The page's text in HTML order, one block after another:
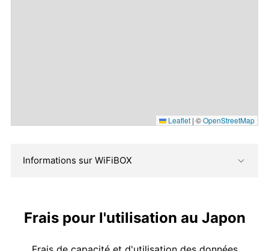
Leaflet | ©OpenStreetMap
Informations sur WiFiBOX
Frais pour l'utilisation au Japon